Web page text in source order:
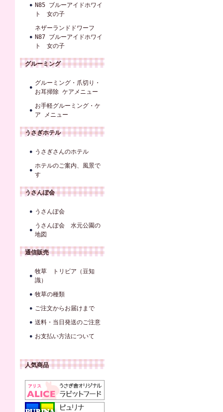
N85 ブルーアイドホワイ
ト 女の子
ネザーランドドワーフ
N87 ブルーアイドホワイ
ト 女の子
グルーミング
グルーミング・爪切り・
お耳掃除 ケアメニュー
お手軽グルーミング・ケ
ア メニュー
うさぎホテル
うさぎさんのホテル
ホテルのご案内、風景で
す
うさんぽ会
うさんぽ会
うさんぽ会 水元公園の
地図
通信販売
牧草 トリビア（豆知
識）
牧草の種類
ご注文からお届けまで
送料・当日発送のご注意
お支払い方法について
人気商品